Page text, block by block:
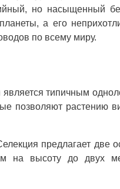
но насыщенный
а его
по всему миру.
типичным
позволяют растению
предлагает две
на высоту до двух